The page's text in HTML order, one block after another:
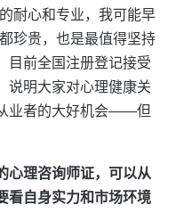
耐心和专业，我可能早
珍贵，也是最值得坚持
目前全国注册登记接受
说明大家对心理健康关
业者的大好机会——但
心理咨询师证，可以从
看自身实力和市场环境